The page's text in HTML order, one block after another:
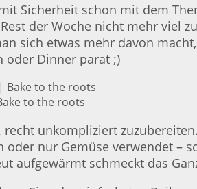
Sicherheit schon mit dem
der Woche nicht mehr viel
sich etwas mehr davon
oder Dinner parat ;)
to the roots
unkompliziert
nur Gemüse verwendet –
aufgewärmt schmeckt das